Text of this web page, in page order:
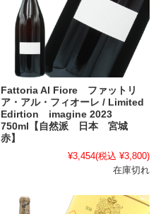
Fattoria Al Fiore ファットリ
ア・アル・フィオーレ / Limited
Edirtion imagine 2023
750ml【自然派 日本 宮城
赤】
¥3,454(税込 ¥3,800)
在庫切れ